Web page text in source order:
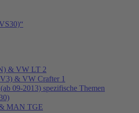
& VW LT 2
& VW Crafter 1
09-2013) spezifische Themen
MAN TGE